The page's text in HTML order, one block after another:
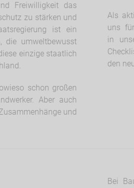
Freiwilligkeit das
zu stärken und
ist ein
die umweltbewusst
einzige staatlich
schon großen
Aber auch
und
Als
uns
in
den
Bei